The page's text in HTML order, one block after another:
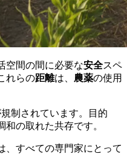
空間の間に必要な安全スペ
れらの距離は、 農薬の使用
制されています。目的
の取れた共存です。
、すべての専門家にとって